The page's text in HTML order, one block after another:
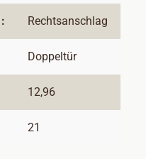
Rechtsanschlag
Doppeltür
12,96
21